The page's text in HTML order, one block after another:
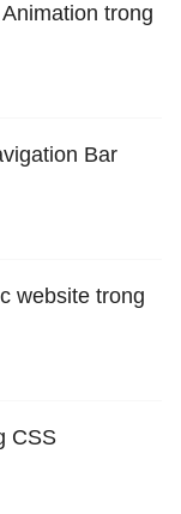
trong
Bar
website trong
CSS